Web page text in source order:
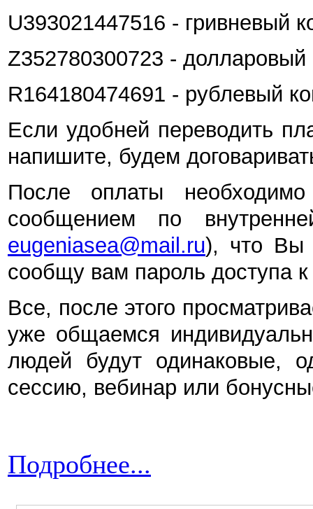
U393021447516 - гривневый
Z352780300723 -
R164180474691 - рублевый
Если удобней переводить
напишите, будем
После оплаты
сообщением по
eugeniasea@mail.ru), что Вы
сообщу вам пароль доступа
Все, после этого
уже общаемся
людей будут одинаковые,
сессию, вебинар или
Подробнее...